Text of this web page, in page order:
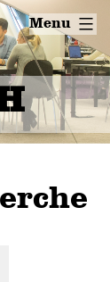
Menu